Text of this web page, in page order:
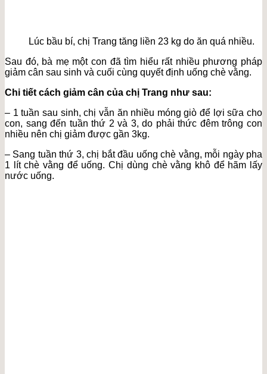
Lúc bầu bí, chị Trang tăng liền 23 kg do ăn quá nhiều.
Sau đó, bà mẹ một con đã tìm hiểu rất nhiều phương pháp
giảm cân sau sinh và cuối cùng quyết định uống chè vằng.
Chi tiết cách giảm cân của chị Trang như sau:
– 1 tuần sau sinh, chị vẫn ăn nhiều móng giò để lợi sữa cho
con, sang đến tuần thứ 2 và 3, do phải thức đêm trông con
nhiều nên chị giảm được gần 3kg.
– Sang tuần thứ 3, chị bắt đầu uống chè vằng, mỗi ngày pha
1 lít chè vằng để uống. Chị dùng chè vằng khô để hãm lấy
nước uống.